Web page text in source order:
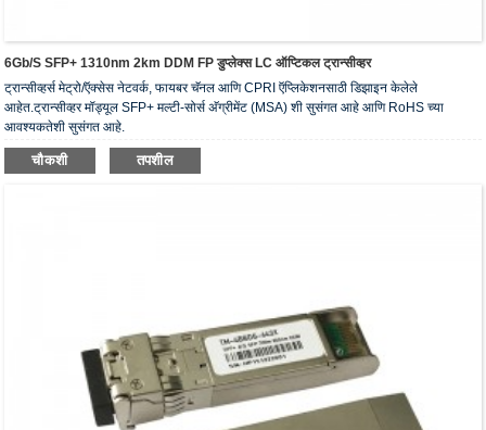
6Gb/s SFP+ 1310nm 2km DDM FP डुप्लेक्स LC ऑप्टिकल ट्रान्सीव्हर
ट्रान्सीव्हर्स मेट्रो/ऍक्सेस नेटवर्क, फायबर चॅनल आणि CPRI ऍप्लिकेशनसाठी डिझाइन केलेले
आहेत.ट्रान्सीव्हर मॉड्यूल SFP+ मल्टी-सोर्स अ‍ॅग्रीमेंट (MSA) शी सुसंगत आहे आणि RoHS च्या
आवश्यकतेशी सुसंगत आहे.
चौकशी तपशील